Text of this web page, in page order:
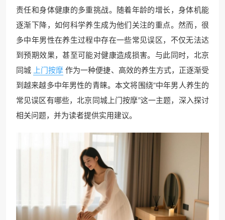
责任和身体健康的多重挑战。随着年龄的增长，身体机能
逐渐下降，如何科学养生成为他们关注的重点。然而，很
多中年男性在养生过程中存在一些常见误区，不仅无法达
到预期效果，甚至可能对健康造成损害。与此同时，北京
同城 上门按摩 作为一种便捷、高效的养生方式，正逐渐受
到越来越多中年男性的青睐。本文将围绕“中年男人养生的
常见误区有哪些，北京同城上门按摩”这一主题，深入探讨
相关问题，并为读者提供实用建议。